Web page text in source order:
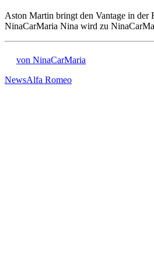
Aston Martin bringt den Vantage in der
NinaCarMaria Nina wird zu
von NinaCarMaria
NewsAlfa Romeo